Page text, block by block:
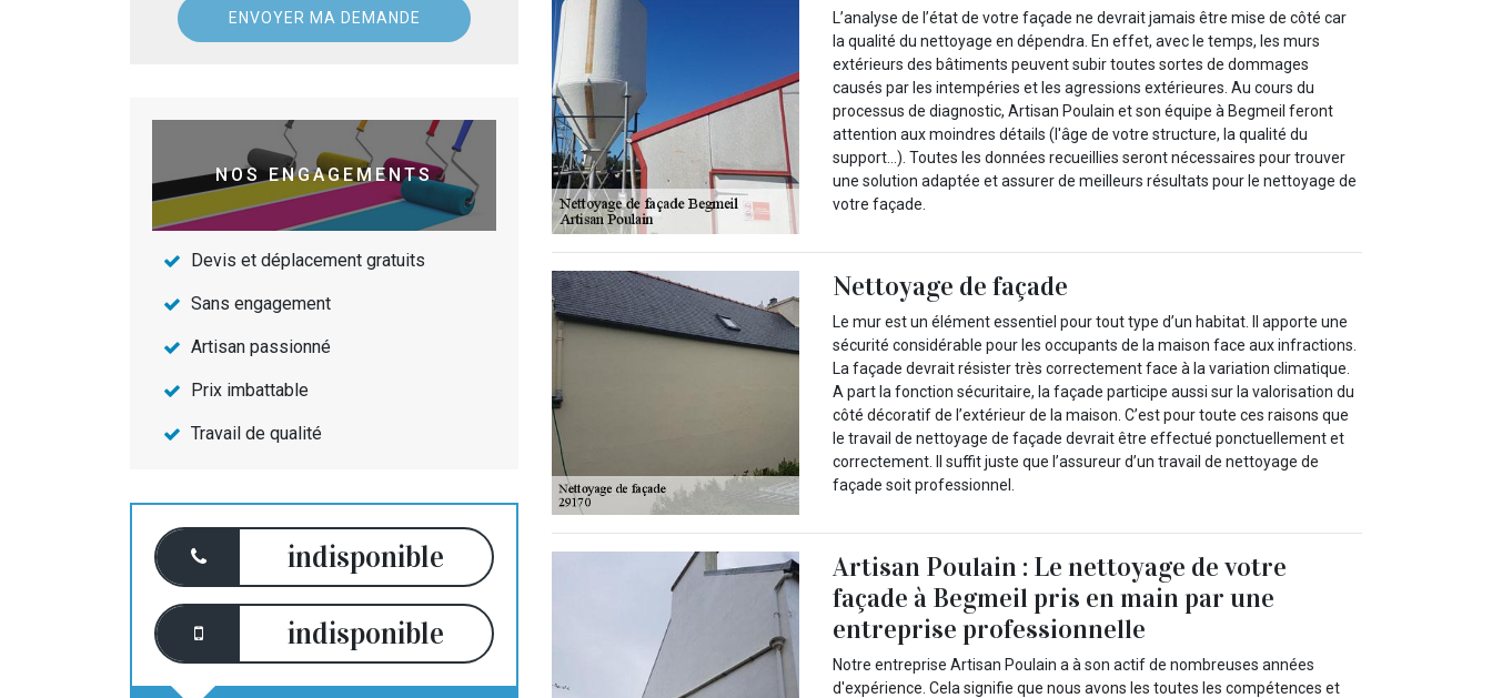
NOS ENGAGEMENTS
Devis et déplacement gratuits
Sans engagement
Artisan passionné
Prix imbattable
Travail de qualité
indisponible
indisponible
L’analyse de l’état de votre façade ne devrait jamais être mise de côté car
la qualité du nettoyage en dépendra. En effet, avec le temps, les murs
extérieurs des bâtiments peuvent subir toutes sortes de dommages
causés par les intempéries et les agressions extérieures. Au cours du
processus de diagnostic, Artisan Poulain et son équipe à Begmeil feront
attention aux moindres détails (l'âge de votre structure, la qualité du
support…). Toutes les données recueillies seront nécessaires pour trouver
une solution adaptée et assurer de meilleurs résultats pour le nettoyage de
votre façade.
Nettoyage de façade
Le mur est un élément essentiel pour tout type d’un habitat. Il apporte une
sécurité considérable pour les occupants de la maison face aux infractions.
La façade devrait résister très correctement face à la variation climatique.
A part la fonction sécuritaire, la façade participe aussi sur la valorisation du
côté décoratif de l’extérieur de la maison. C’est pour toute ces raisons que
le travail de nettoyage de façade devrait être effectué ponctuellement et
correctement. Il suffit juste que l’assureur d’un travail de nettoyage de
façade soit professionnel.
Artisan Poulain : Le nettoyage de votre
façade à Begmeil pris en main par une
entreprise professionnelle
Notre entreprise Artisan Poulain a à son actif de nombreuses années
d'expérience. Cela signifie que nous avons les toutes les compétences et